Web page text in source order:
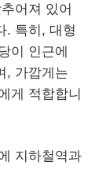
어져 있어
. 특히, 대형
이 인근에
, 가깝게는
게 적합합니
지하철역과